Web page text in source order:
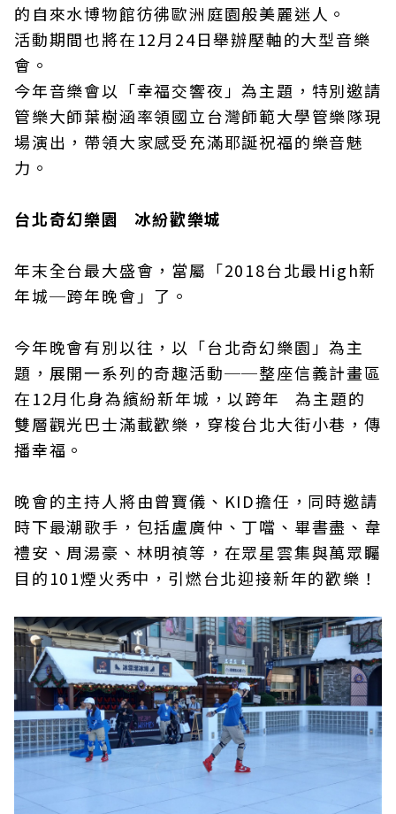
的自來水博物館彷彿歐洲庭園般美麗迷人。
活動期間也將在12月24日舉辦壓軸的大型音樂
會。
今年音樂會以「幸福交響夜」為主題，特別邀請
管樂大師葉樹涵率領國立台灣師範大學管樂隊現
場演出，帶領大家感受充滿耶誕祝福的樂音魅
力。
台北奇幻樂園 冰紛歡樂城
年末全台最大盛會，當屬「2018台北最High新
年城─跨年晚會」了。
今年晚會有別以往，以「台北奇幻樂園」為主
題，展開一系列的奇趣活動──整座信義計畫區
在12月化身為繽紛新年城，以跨年 為主題的
雙層觀光巴士滿載歡樂，穿梭台北大街小巷，傳
播幸福。
晚會的主持人將由曾寶儀、KID擔任，同時邀請
時下最潮歌手，包括盧廣仲、丁噹、畢書盡、韋
禮安、周湯豪、林明禎等，在眾星雲集與萬眾矚
目的101煙火秀中，引燃台北迎接新年的歡樂！